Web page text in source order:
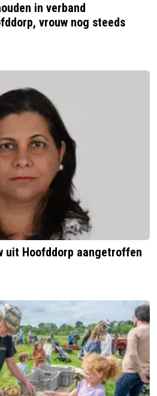
in verband
vrouw nog steeds
uit Hoofddorp aangetroffen